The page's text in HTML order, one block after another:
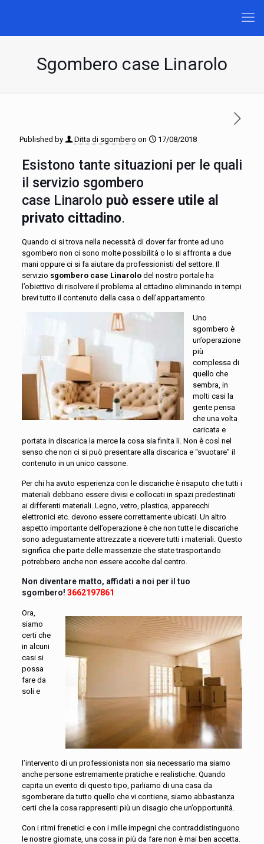
Sgombero case Linarolo
Published by Ditta di sgombero on 17/08/2018
Esistono tante situazioni per le quali
il servizio sgombero
case Linarolo può essere utile al
privato cittadino.
Quando ci si trova nella necessità di dover far fronte ad uno
sgombero non ci sono molte possibilità o lo si affronta a due
mani oppure ci si fa aiutare da professionisti del settore. Il
servizio sgombero case Linarolo del nostro portale ha
l’obiettivo di risolvere il problema al cittadino eliminando in tempi
brevi tutto il contenuto della casa o dell’appartamento.
Uno
sgombero è
un’operazione
più
complessa di
quello che
sembra, in
molti casi la
gente pensa
che una volta
caricata e
portata in discarica la merce la cosa sia finita li. Non è così nel
senso che non ci si può presentare alla discarica e “svuotare” il
contenuto in un unico cassone.
Per chi ha avuto esperienza con le discariche è risaputo che tutti i
materiali debbano essere divisi e collocati in spazi predestinati
ai differenti materiali. Legno, vetro, plastica, apparecchi
elettronici etc. devono essere correttamente ubicati. Un altro
aspetto importante dell’operazione è che non tutte le discariche
sono adeguatamente attrezzate a ricevere tutti i materiali. Questo
significa che parte delle masserizie che state trasportando
potrebbero anche non essere accolte dal centro.
Non diventare matto, affidati a noi per il tuo
sgombero! 3662197861
Ora,
siamo
certi che
in alcuni
casi si
possa
fare da
soli e
l’intervento di un professionista non sia necessario ma siamo
anche persone estremamente pratiche e realistiche. Quando
capita un evento di questo tipo, parliamo di una casa da
sgomberare da tutto quello che vi contiene, siamo abbastanza
certi che la cosa rappresenti più un disagio che un’opportunità.
Con i ritmi frenetici e con i mille impegni che contraddistinguono
le nostre giornate, una cosa in più da fare non è mai ben accetta.